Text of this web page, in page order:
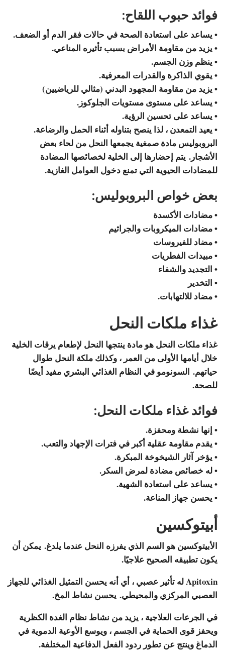
فوائد حبوب اللقاح:
• يساعد على استعادة الصحة في حالات فقر الدم أو الضعف.
• يزيد من مقاومة الأمراض بسبب تأثيره المناعي.
• ينظم وزن الجسم.
• يقوي الذاكرة والقدرات المعرفية.
• يزيد من مقاومة المجهود البدني (مثالي للرياضيين)
• يساعد على مستوى مستويات الجلوكوز.
• يساعد على تحسين الرؤية.
• يعيد التمعدن ، لذا ينصح بتناوله أثناء الحمل والرضاعة.
البروبوليس مادة صمغية يجمعها النحل من لحاء بعض
الأشجار. يتم إحضارها إلى الخلية لخصائصها المضادة
للمضادات الحيوية التي تمنع دخول العوامل الغازية.
بعض خواص البروبوليس:
• مضادات الأكسدة
• مضادات الميكروبات والجراثيم
• مضاد للفيروسات
• مبيدات الفطريات
• التجديد والشفاء
• التخدير
• مضاد للالتهابات.
غذاء ملكات النحل
غذاء ملكات النحل هو مادة ينتجها النحل لإطعام يرقات الخلية
خلال أيامها الأولى من العمر ، وكذلك ملكة النحل طوال
حياتهم. السونومو في النظام الغذائي البشري مفيد أيضًا
للصحة.
فوائد غذاء ملكات النحل:
• إنها نشطة ومحفزة.
• يقدم مقاومة عقلية أكبر في فترات الإجهاد والتعب.
• يؤخر آثار الشيخوخة المبكرة.
• له خصائص مضادة لمرض السكر.
• يساعد على استعادة الشهية.
• يحسن جهاز المناعة.
أبيتوكسين
الأبيتوكسين هو السم الذي يفرزه النحل عندما يلدغ. يمكن أن
يكون تطبيقه الصحيح علاجيًا.
Apitoxin له تأثير عصبي ، أي أنه يحسن التمثيل الغذائي للجهاز
العصبي المركزي والمحيطي. يحسن نشاط المخ.
في الجرعات العلاجية ، يزيد من نشاط نظام الغدة الكظرية
ويحفز قوى الحماية في الجسم ، ويوسع الأوعية الدموية في
الدماغ وينتج عن تطور ردود الفعل الدفاعية المختلفة.